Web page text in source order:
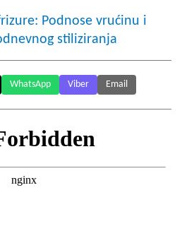
Podnose vrućinu i
stiliziranja
WhatsApp Viber Email